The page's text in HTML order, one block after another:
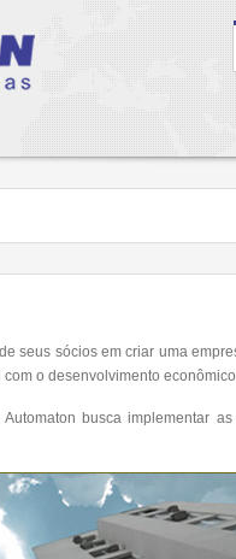
seus sócios em criar uma
o desenvolvimento
busca implementar